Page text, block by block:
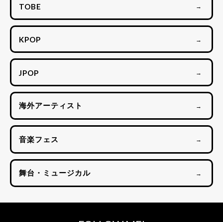
TOBE →
KPOP →
JPOP →
海外アーティスト →
音楽フェス →
舞台・ミュージカル →